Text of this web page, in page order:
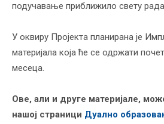
подучавање приближило свету
У оквиру Пројекта планирана је
материјала која ће се одржати
месеца.
Ове, али и друге материјале,
нашој страници Дуално